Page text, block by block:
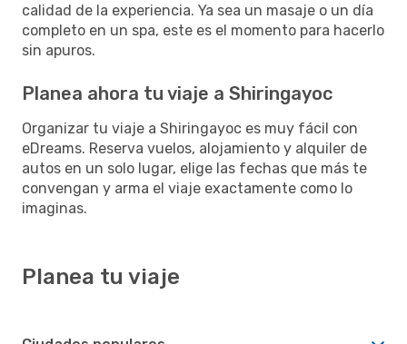
calidad de la experiencia. Ya sea un masaje o un día
completo en un spa, este es el momento para hacerlo
sin apuros.
Planea ahora tu viaje a Shiringayoc
Organizar tu viaje a Shiringayoc es muy fácil con
eDreams. Reserva vuelos, alojamiento y alquiler de
autos en un solo lugar, elige las fechas que más te
convengan y arma el viaje exactamente como lo
imaginas.
Planea tu viaje